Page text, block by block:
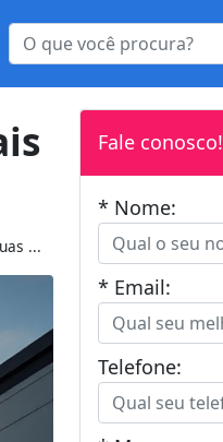
...
Fale conosco!
* Nome:
* Email:
Telefone: